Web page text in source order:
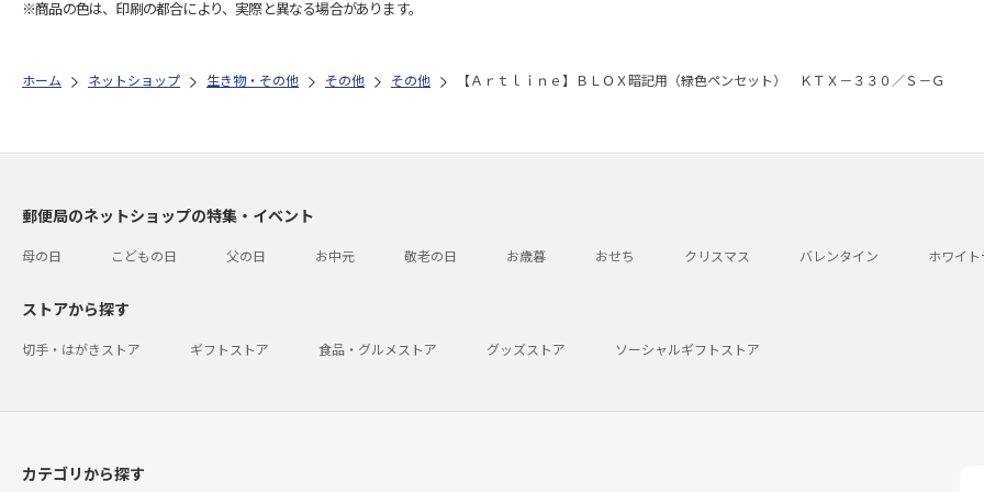
※商品の色は、印刷の都合により、実際と異なる場合があります。
ホーム ネットショップ 生き物・その他 その他 その他 【Ａｒｔｌｉｎｅ】ＢＬＯＸ暗記用（緑色ペンセット） ＫＴＸ－３３０／Ｓ－Ｇ
郵便局のネットショップの特集・イベント
母の日 こどもの日 父の日 お中元 敬老の日 お歳暮 おせち クリスマス バレンタイン ホワイ
ストアから探す
切手・はがきストア ギフトストア 食品・グルメストア グッズストア ソーシャルギフトストア
カテゴリから探す